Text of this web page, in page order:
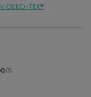
OEKO-TEX®
/5